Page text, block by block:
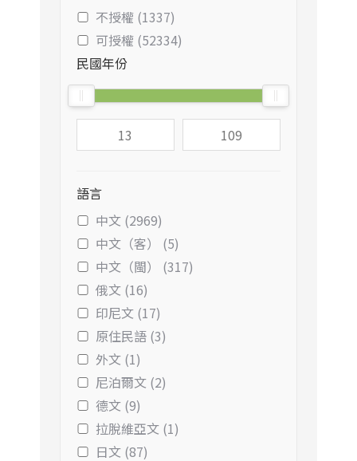
不授權 (1337)
可授權 (52334)
民國年份
語言
中文 (2969)
中文（客） (5)
中文（閩） (317)
俄文 (16)
印尼文 (17)
原住民語 (3)
外文 (1)
尼泊爾文 (2)
德文 (9)
拉脫維亞文 (1)
日文 (87)